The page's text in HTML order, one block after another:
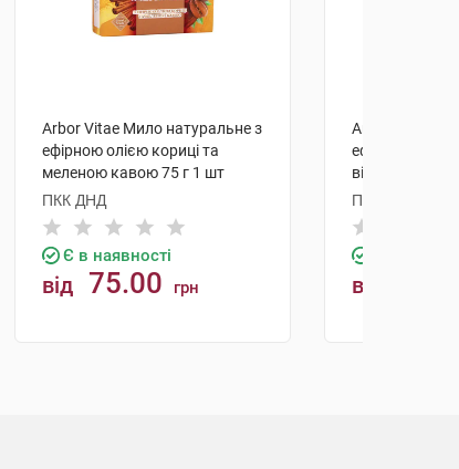
Arbor Vitae Мило натуральне з
ефірною олією кориці та
меленою кавою 75 г 1 шт
ПКК ДНД
Є в наявності
від 75.00 грн
Arbor Vitae
ефірною
вівсяними
шт
ПКК ДНД
від